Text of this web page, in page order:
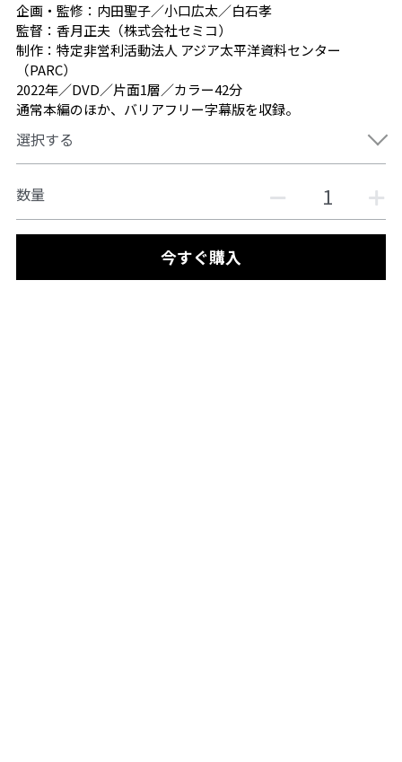
企画・監修：内田聖子／小口広太／白石孝
監督：香月正夫（株式会社セミコ）
制作：特定非営利活動法人 アジア太平洋資料センター
（PARC）
2022年／DVD／片面1層／カラー42分
通常本編のほか、バリアフリー字幕版を収録。
選択する
数量
今すぐ購入